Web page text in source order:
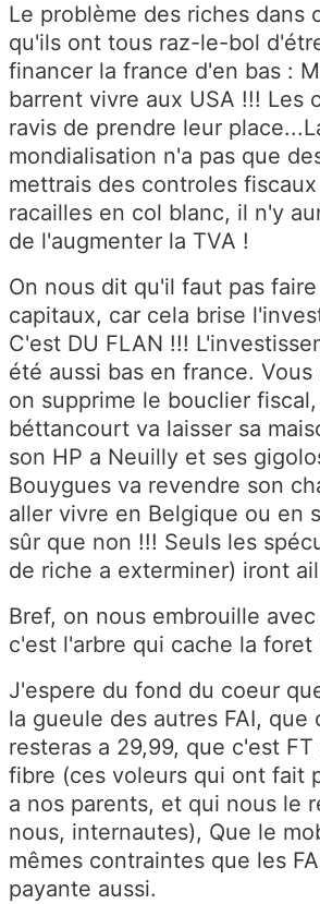
Le problème des riches dans
qu'ils ont tous raz-le-bol
financer la france d'en bas :
barrent vivre aux USA !!! Les
ravis de prendre leur
mondialisation n'a pas que
mettrais des controles
racailles en col blanc, il n'y
de l'augmenter la TVA !
On nous dit qu'il faut pas
capitaux, car cela brise
C'est DU FLAN !!!
été aussi bas en france.
on supprime le bouclier
béttancourt va laisser sa
son HP a Neuilly et ses
Bouygues va revendre son
aller vivre en Belgique ou en
sûr que non !!! Seuls les
de riche a exterminer) iront
Bref, on nous embrouille
c'est l'arbre qui cache la foret
J'espere du fond du coeur
la gueule des autres FAI, que
resteras a 29,99, que c'est
fibre (ces voleurs qui ont fait
a nos parents, et qui nous le
nous, internautes), Que le
mêmes contraintes que les
payante aussi.